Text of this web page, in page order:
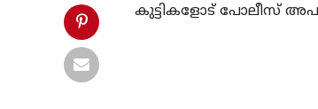
കുട്ടികളോട് പോലീസ്